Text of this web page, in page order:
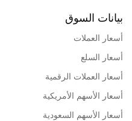
بيانات السوق
أسعار العملات
أسعار السلع
أسعار العملات الرقمية
أسعار الأسهم الأمريكية
أسعار الأسهم السعودية